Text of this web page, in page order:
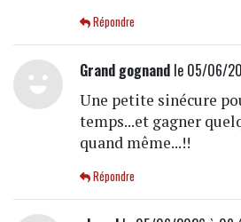
Répondre
Grand gognandle 05/06/
Une petite sinécure
temps...et gagner
quand même...!!
Répondre